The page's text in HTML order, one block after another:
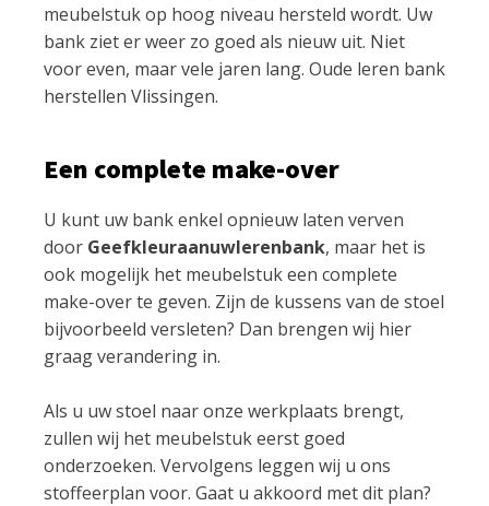
meubelstuk op hoog niveau hersteld wordt. Uw
bank ziet er weer zo goed als nieuw uit. Niet
voor even, maar vele jaren lang. Oude leren bank
herstellen Vlissingen.
Een complete make-over
U kunt uw bank enkel opnieuw laten verven
door Geefkleuraanuwlerenbank, maar het is
ook mogelijk het meubelstuk een complete
make-over te geven. Zijn de kussens van de stoel
bijvoorbeeld versleten? Dan brengen wij hier
graag verandering in.
Als u uw stoel naar onze werkplaats brengt,
zullen wij het meubelstuk eerst goed
onderzoeken. Vervolgens leggen wij u ons
stoffeerplan voor. Gaat u akkoord met dit plan?